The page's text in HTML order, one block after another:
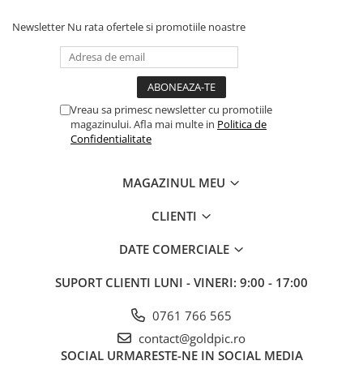
Newsletter Nu rata ofertele si promotiile noastre
Vreau sa primesc newsletter cu promotiile
magazinului. Afla mai multe in Politica de
Confidentialitate
MAGAZINUL MEU
CLIENTI
DATE COMERCIALE
SUPORT CLIENTI LUNI - VINERI: 9:00 - 17:00
0761 766 565
contact@goldpic.ro
SOCIAL URMARESTE-NE IN SOCIAL MEDIA